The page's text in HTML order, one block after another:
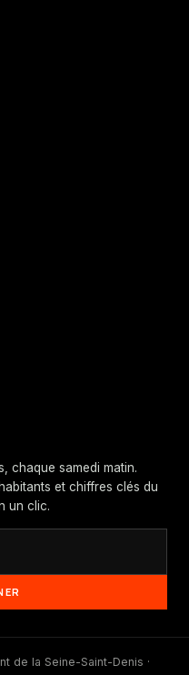
chaque samedi matin.
et chiffres clés du
un clic.
de la Seine-Saint-Denis ·